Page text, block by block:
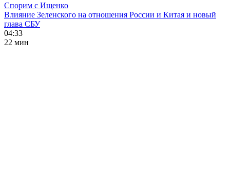
Спорим с Ищенко
Влияние Зеленского на отношения России и Китая и новый
глава СБУ
04:33
22 мин